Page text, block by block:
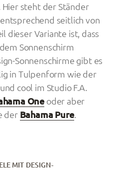
Hier steht der Ständer
seitlich von
dieser Variante ist, dass
Sonnenschirm
Sonnenschirme gibt es
in Tulpenform wie der
cool im Studio F.A.
One oder aber
der Bahama Pure.
MIT DESIGN-